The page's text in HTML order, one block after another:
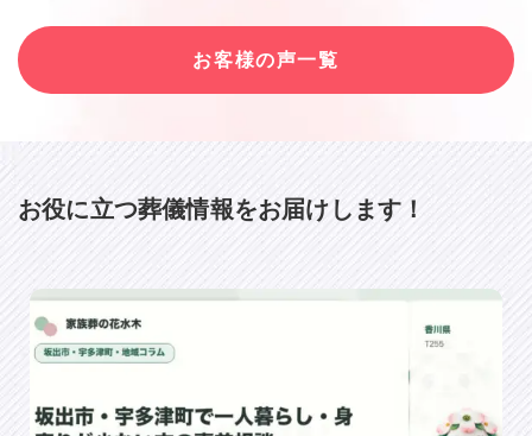
お客様の声一覧
お役に⽴つ葬儀情報をお届けします！